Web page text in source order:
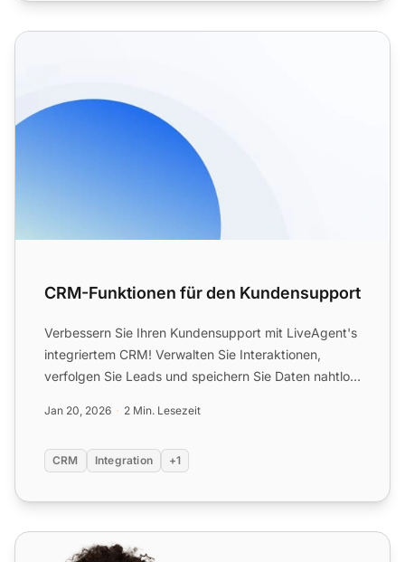
CRM-Funktionen für den Kundensupport
CRM-Funktionen für den Kundensupport
Verbessern Sie Ihren Kundensupport mit LiveAgent's
integriertem CRM! Verwalten Sie Interaktionen,
verfolgen Sie Leads und speichern Sie Daten nahtlos.
Jan 20, 2026 2 Min. Lesezeit
CRM Integration +1
Xero